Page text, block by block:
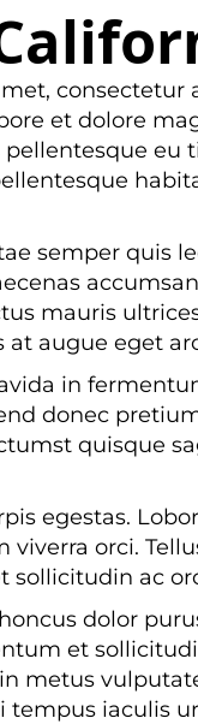
consectetur
et dolore
pellentesque
semper quis
mauris
augue eget
in
donec
quisque
egestas.
orci.
sollicitudin ac
dolor
et
metus
iaculis